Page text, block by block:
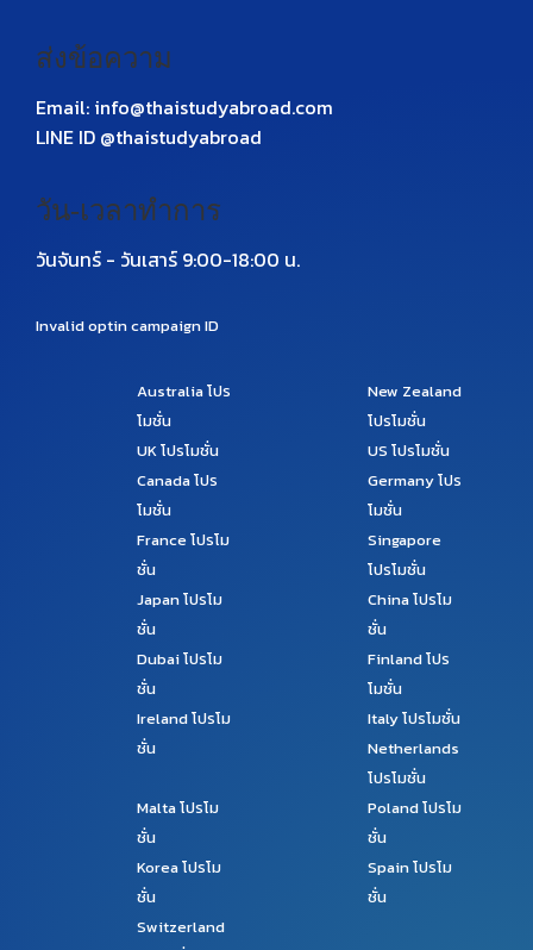
ส่งข้อความ
Email: info@thaistudyabroad.com
LINE ID @thaistudyabroad
วัน-เวลาทำการ
วันจันทร์ - วันเสาร์ 9:00-18:00 น.
Invalid optin campaign ID
Australiaโปร
โมชั่น
New Zealand
โปรโมชั่น
UKโปรโมชั่น US โปรโมชั่น
Canadaโปร
โมชั่น
Germanyโปร
โมชั่น
Franceโปรโม
ชั่น
Singapore
โปรโมชั่น
Japanโปรโม
ชั่น
Chinaโปรโม
ชั่น
Dubaiโปรโม
ชั่น
Finlandโปร
โมชั่น
Irelandโปรโม
ชั่น
Italyโปรโมชั่น
Netherlands
โปรโมชั่น
Maltaโปรโม
ชั่น
Polandโปรโม
ชั่น
Koreaโปรโม
ชั่น
Spainโปรโม
ชั่น
Switzerland